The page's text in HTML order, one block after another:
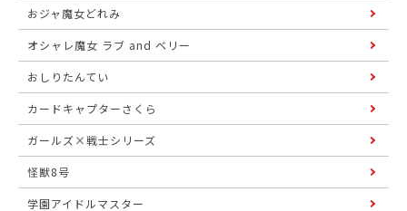
おジャ魔女どれみ
オシャレ魔女 ラブ and ベリー
おしりたんてい
カードキャプターさくら
ガールズ×戦士シリーズ
怪獣8号
学園アイドルマスター